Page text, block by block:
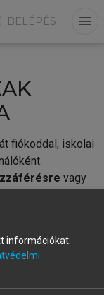
BELÉPÉS menu
fiókoddal, iskolai
vagy
fiókot.
információkat.